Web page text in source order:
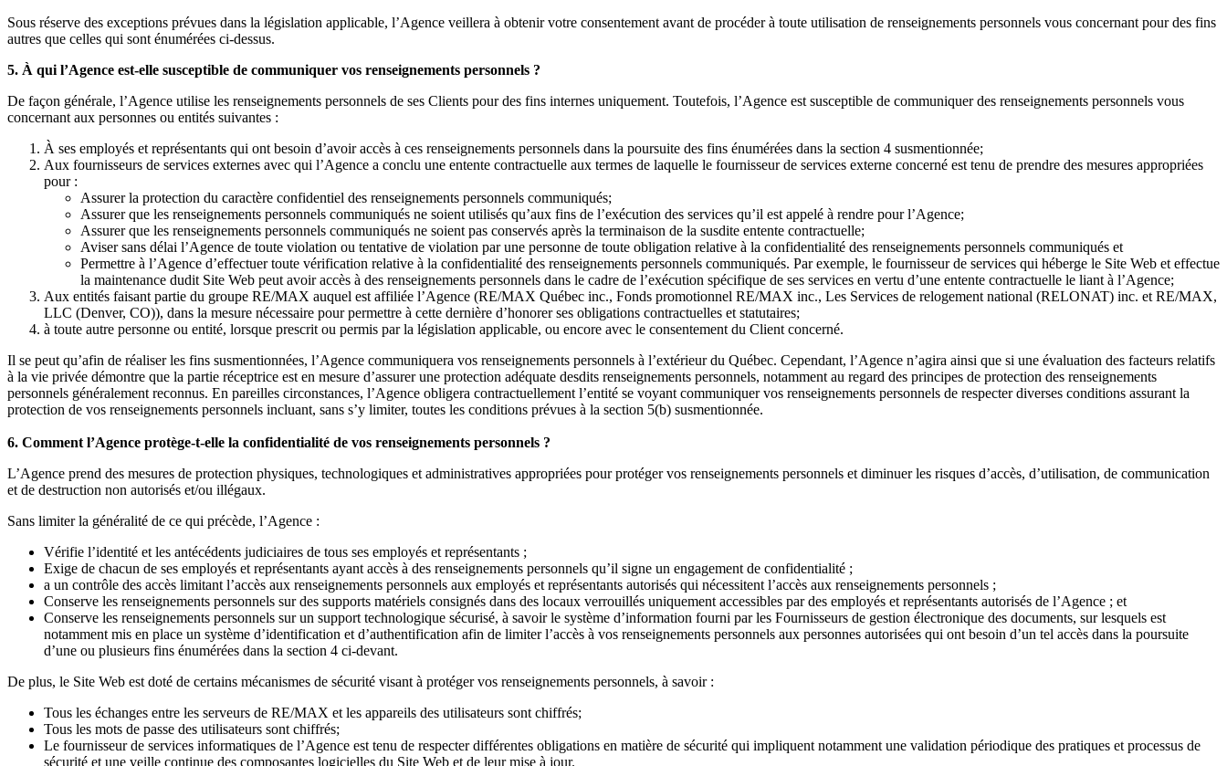
Sous réserve des exceptions prévues dans la législation applicable, l’Agence veillera à obtenir votre consentement avant de procéder à toute utilisation de renseignements personnels vous concernant pour des fins
autres que celles qui sont énumérées ci-dessus.
5. À qui l’Agence est-elle susceptible de communiquer vos renseignements personnels ?
De façon générale, l’Agence utilise les renseignements personnels de ses Clients pour des fins internes uniquement. Toutefois, l’Agence est susceptible de communiquer des renseignements personnels vous
concernant aux personnes ou entités suivantes :
À ses employés et représentants qui ont besoin d’avoir accès à ces renseignements personnels dans la poursuite des fins énumérées dans la section 4 susmentionnée;
Aux fournisseurs de services externes avec qui l’Agence a conclu une entente contractuelle aux termes de laquelle le fournisseur de services externe concerné est tenu de prendre des mesures appropriées
pour :
Assurer la protection du caractère confidentiel des renseignements personnels communiqués;
Assurer que les renseignements personnels communiqués ne soient utilisés qu’aux fins de l’exécution des services qu’il est appelé à rendre pour l’Agence;
Assurer que les renseignements personnels communiqués ne soient pas conservés après la terminaison de la susdite entente contractuelle;
Aviser sans délai l’Agence de toute violation ou tentative de violation par une personne de toute obligation relative à la confidentialité des renseignements personnels communiqués et
Permettre à l’Agence d’effectuer toute vérification relative à la confidentialité des renseignements personnels communiqués. Par exemple, le fournisseur de services qui héberge le Site Web et effectue
la maintenance dudit Site Web peut avoir accès à des renseignements personnels dans le cadre de l’exécution spécifique de ses services en vertu d’une entente contractuelle le liant à l’Agence;
Aux entités faisant partie du groupe RE/MAX auquel est affiliée l’Agence (RE/MAX Québec inc., Fonds promotionnel RE/MAX inc., Les Services de relogement national (RELONAT) inc. et RE/MAX,
LLC (Denver, CO)), dans la mesure nécessaire pour permettre à cette dernière d’honorer ses obligations contractuelles et statutaires;
à toute autre personne ou entité, lorsque prescrit ou permis par la législation applicable, ou encore avec le consentement du Client concerné.
Il se peut qu’afin de réaliser les fins susmentionnées, l’Agence communiquera vos renseignements personnels à l’extérieur du Québec. Cependant, l’Agence n’agira ainsi que si une évaluation des facteurs relatifs
à la vie privée démontre que la partie réceptrice est en mesure d’assurer une protection adéquate desdits renseignements personnels, notamment au regard des principes de protection des renseignements
personnels généralement reconnus. En pareilles circonstances, l’Agence obligera contractuellement l’entité se voyant communiquer vos renseignements personnels de respecter diverses conditions assurant la
protection de vos renseignements personnels incluant, sans s’y limiter, toutes les conditions prévues à la section 5(b) susmentionnée.
6. Comment l’Agence protège-t-elle la confidentialité de vos renseignements personnels ?
L’Agence prend des mesures de protection physiques, technologiques et administratives appropriées pour protéger vos renseignements personnels et diminuer les risques d’accès, d’utilisation, de communication
et de destruction non autorisés et/ou illégaux.
Sans limiter la généralité de ce qui précède, l’Agence :
Vérifie l’identité et les antécédents judiciaires de tous ses employés et représentants ;
Exige de chacun de ses employés et représentants ayant accès à des renseignements personnels qu’il signe un engagement de confidentialité ;
a un contrôle des accès limitant l’accès aux renseignements personnels aux employés et représentants autorisés qui nécessitent l’accès aux renseignements personnels ;
Conserve les renseignements personnels sur des supports matériels consignés dans des locaux verrouillés uniquement accessibles par des employés et représentants autorisés de l’Agence ; et
Conserve les renseignements personnels sur un support technologique sécurisé, à savoir le système d’information fourni par les Fournisseurs de gestion électronique des documents, sur lesquels est
notamment mis en place un système d’identification et d’authentification afin de limiter l’accès à vos renseignements personnels aux personnes autorisées qui ont besoin d’un tel accès dans la poursuite
d’une ou plusieurs fins énumérées dans la section 4 ci-devant.
De plus, le Site Web est doté de certains mécanismes de sécurité visant à protéger vos renseignements personnels, à savoir :
Tous les échanges entre les serveurs de RE/MAX et les appareils des utilisateurs sont chiffrés;
Tous les mots de passe des utilisateurs sont chiffrés;
Le fournisseur de services informatiques de l’Agence est tenu de respecter différentes obligations en matière de sécurité qui impliquent notamment une validation périodique des pratiques et processus de
sécurité et une veille continue des composantes logicielles du Site Web et de leur mise à jour.